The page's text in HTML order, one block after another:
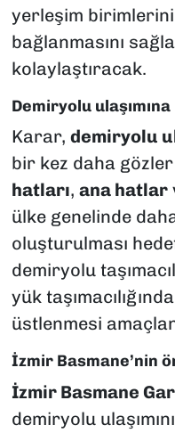
yerleşim
bağlanmasını
kolaylaştıracak.
Demiryolu
Karar, demiryolu
bir kez daha
hatları, ana hatlar
ülke genelinde
oluşturulması
demiryolu
yük
üstlenmesi
İzmir Basmane’nin
İzmir Basmane
demiryolu